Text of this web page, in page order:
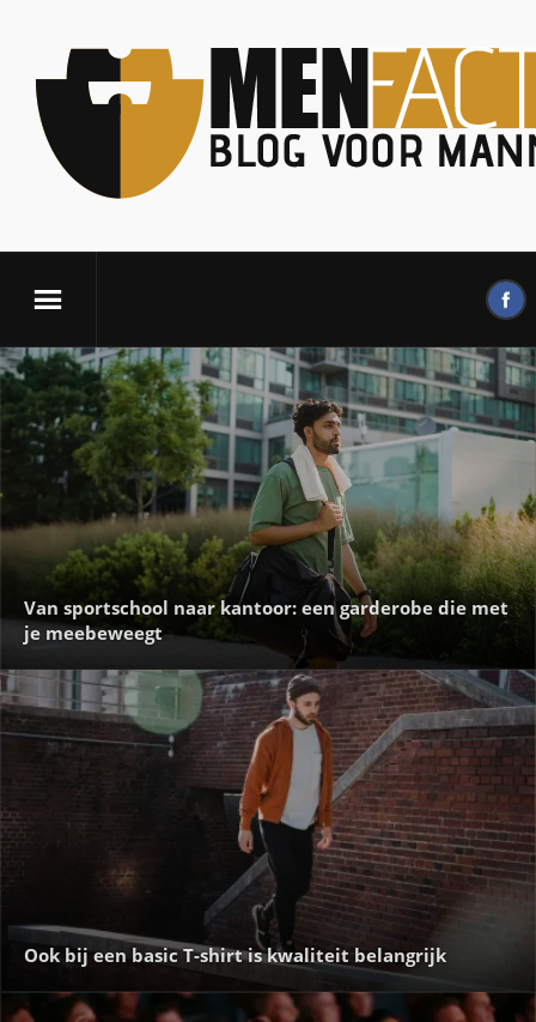
Van sportschool naar kantoor: een garderobe die met
je meebeweegt
Ook bij een basic T-shirt is kwaliteit belangrijk